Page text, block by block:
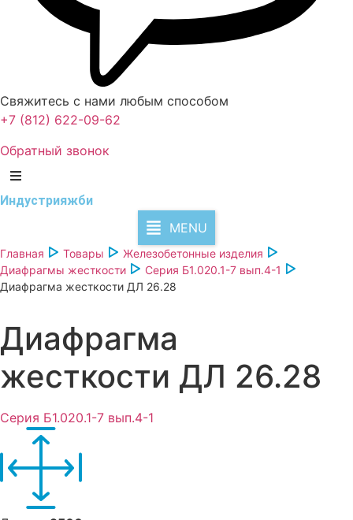
Свяжитесь с нами любым способом
+7 (812) 622-09-62
Обратный звонок
Индустрияжби
MENU
Главная Товары
Железобетонные изделия
Диафрагмы жесткости
Серия Б1.020.1-7 вып.4-1
Диафрагма жесткости ДЛ 26.28
Диафрагма
жесткости ДЛ 26.28
Серия Б1.020.1-7 вып.4-1